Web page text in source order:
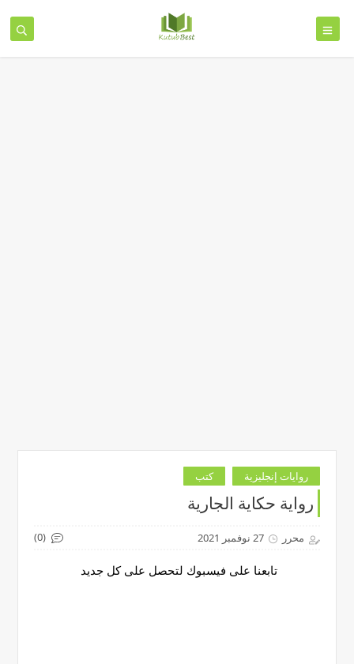
روايات إنجليزية كتب
رواية حكاية الجارية
محرر 27 نوفمبر 2021 (0)
تابعنا على فيسبوك لتحصل على كل جديد